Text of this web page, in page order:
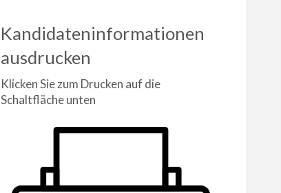
Kandidateninformationen
ausdrucken
Klicken Sie zum Drucken auf die
Schaltfläche unten